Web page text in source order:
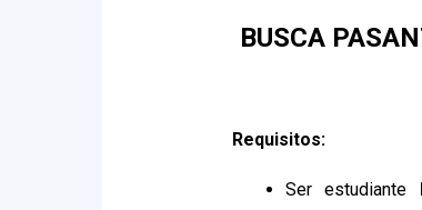
BUSCA
Requisitos:
Ser estudiante